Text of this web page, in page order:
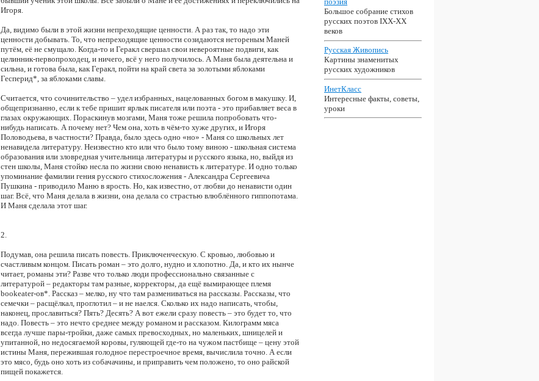
Игоря.
Да, видимо были в этой жизни непреходящие ценности. А раз так, то надо эти
ценности добывать. То, что непреходящие ценности созидаются нетореным Маней
путём, её не смущало. Когда-то и Геракл свершал свои невероятные подвиги, как
целинник-первопроходец, и ничего, всё у него получилось. А Маня была деятельна и
сильна, и готова была, как Геракл, пойти на край света за золотыми яблоками
Гесперид*, за яблоками славы.
Считается, что сочинительство – удел избранных, нацелованных богом в макушку. И,
общепризнанно, если к тебе пришит ярлык писателя или поэта - это прибавляет веса в
глазах окружающих. Пораскинув мозгами, Маня тоже решила попробовать что-
нибудь написать. А почему нет? Чем она, хоть в чём-то хуже других, и Игоря
Половодьева, в частности? Правда, было здесь одно «но» - Маня со школьных лет
ненавидела литературу. Неизвестно кто или что было тому виною - школьная система
образования или зловредная учительница литературы и русского языка, но, выйдя из
стен школы, Маня стойко несла по жизни свою ненависть к литературе. И одно только
упоминание фамилии гения русского стихосложения - Александра Сергеевича
Пушкина - приводило Маню в ярость. Но, как известно, от любви до ненависти один
шаг. Всё, что Маня делала в жизни, она делала со страстью влюблённого гиппопотама.
И Маня сделала этот шаг.
2.
Подумав, она решила писать повесть. Приключенческую. С кровью, любовью и
счастливым концом. Писать роман – это долго, нудно и хлопотно. Да, и кто их нынче
читает, романы эти? Разве что только люди профессионально связанные с
литературой – редакторы там разные, корректоры, да ещё вымирающее племя
bookeater-ов*. Рассказ – мелко, ну что там размениваться на рассказы. Рассказы, что
семечки – расщёлкал, проглотил – и не наелся. Сколько их надо написать, чтобы,
наконец, прославиться? Пять? Десять? А вот ежели сразу повесть – это будет то, что
надо. Повесть – это нечто среднее между романом и рассказом. Килограмм мяса
всегда лучше пары-тройки, даже самых превосходных, но маленьких, шницелей и
упитанной, но недосягаемой коровы, гуляющей где-то на чужом пастбище – цену этой
истины Маня, пережившая голодное перестроечное время, вычислила точно. А если
это мясо, будь оно хоть из собачачины, и приправить чем положено, то оно райской
пищей покажется.
Большое собрание стихов
русских поэтов IXX-XX
веков
Русская Живопись
Картины знаменитых
русских художников
ИнетКласс
Интересные факты, советы,
уроки